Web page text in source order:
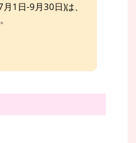
1日-9月30日)は、